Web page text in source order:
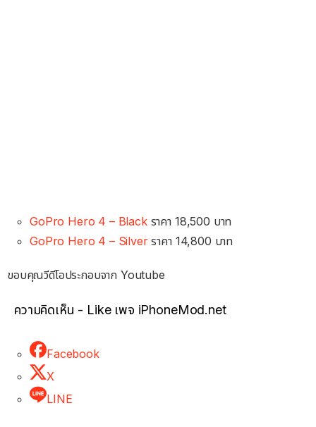
GoPro Hero 4 – Blackราคา 18,500 บาท
GoPro Hero 4 – Silverราคา 14,800 บาท
ขอบคุณวีดีโอประกอบจาก Youtube
ความคิดเห็น - Like เพจ iPhoneMod.net
Facebook
X
LINE